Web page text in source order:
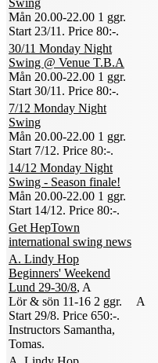
Mån 20.00-22.00 1 ggr.
Start 23/11 . Price 80:-.
30/11 Monday Night
Swing @ Venue T.B.A
Mån 20.00-22.00 1 ggr.
Start 30/11 . Price 80:-.
7/12 Monday Night
Swing
Mån 20.00-22.00 1 ggr.
Start 7/12. Price 80:-.
14/12 Monday Night
Swing - Season finale!
Mån 20.00-22.00 1 ggr.
Start 14/12. Price 80:-.
Get HepTown
international swing news
A. Lindy Hop
Beginners' Weekend
Lund 29-30/8, A
Lör & sön 11-16 2 ggr.
Start 29/8. Price 650:-.
Instructors Samantha,
Tomas.
A